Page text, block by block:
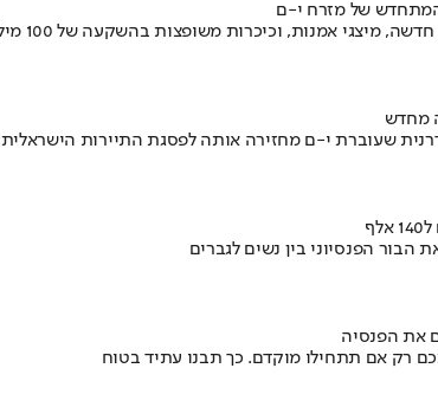
המתחדש של מזרח י-ם
מחדש
שעוברת י-ם מחזירה אותה לפסגת התיירות הישראלית
הבור הפנסיוני בין נשים לגברים
את הפנסיה
רק אם תתחילו מוקדם. כך תבנו עתיד בטוח